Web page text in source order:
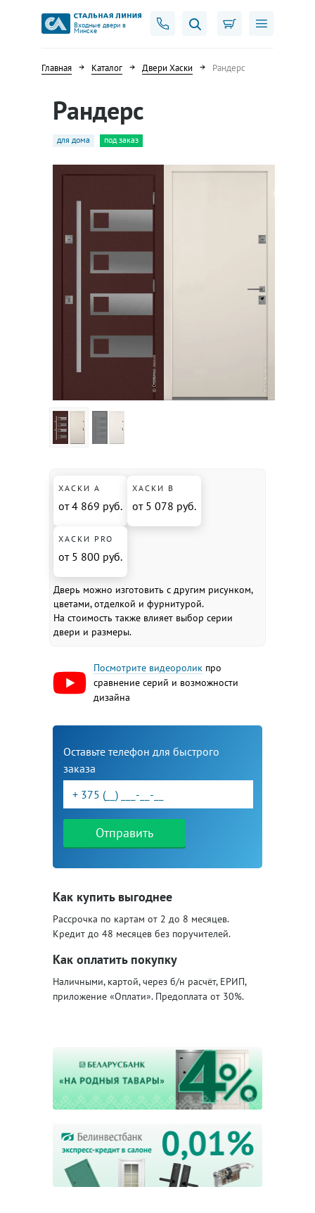
Входные двери в
Минске
Главная Каталог Двери Хаски Рандерс
Рандерс
для дома под заказ
ХАСКИ А
от 4 869 руб.
ХАСКИ В
от 5 078 руб.
ХАСКИ PRO
от 5 800 руб.
Дверь можно изготовить с другим рисунком,
цветами, отделкой и фурнитурой.
На стоимость также влияет выбор серии
двери и размеры.
Посмотрите видеоролик про
сравнение серий и возможности
дизайна
Оставьте телефон для быстрого
заказа
Отправить
Как купить выгоднее
Рассрочка по картам от 2 до 8 месяцев.
Кредит до 48 месяцев без поручителей.
Как оплатить покупку
Наличными, картой, через б/н расчёт, ЕРИП,
приложение «Оплати». Предоплата от 30%.